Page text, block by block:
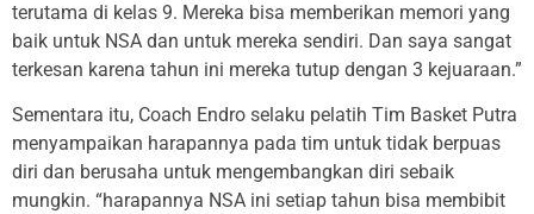
terutama di kelas 9. Mereka bisa memberikan memori yang
baik untuk NSA dan untuk mereka sendiri. Dan saya sangat
terkesan karena tahun ini mereka tutup dengan 3 kejuaraan.”
Sementara itu, Coach Endro selaku pelatih Tim Basket Putra
menyampaikan harapannya pada tim untuk tidak berpuas
diri dan berusaha untuk mengembangkan diri sebaik
mungkin. “harapannya NSA ini setiap tahun bisa membibit